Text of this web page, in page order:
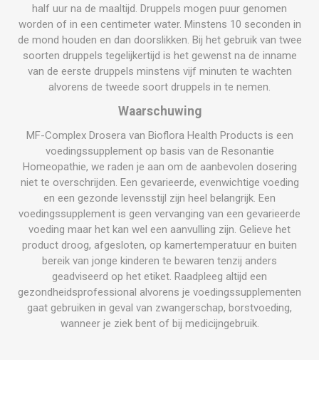
half uur na de maaltijd. Druppels mogen puur genomen
worden of in een centimeter water. Minstens 10 seconden in
de mond houden en dan doorslikken. Bij het gebruik van twee
soorten druppels tegelijkertijd is het gewenst na de inname
van de eerste druppels minstens vijf minuten te wachten
alvorens de tweede soort druppels in te nemen.
Waarschuwing
MF-Complex Drosera van Bioflora Health Products is een
voedingssupplement op basis van de Resonantie
Homeopathie, we raden je aan om de aanbevolen dosering
niet te overschrijden. Een gevarieerde, evenwichtige voeding
en een gezonde levensstijl zijn heel belangrijk. Een
voedingssupplement is geen vervanging van een gevarieerde
voeding maar het kan wel een aanvulling zijn. Gelieve het
product droog, afgesloten, op kamertemperatuur en buiten
bereik van jonge kinderen te bewaren tenzij anders
geadviseerd op het etiket. Raadpleeg altijd een
gezondheidsprofessional alvorens je voedingssupplementen
gaat gebruiken in geval van zwangerschap, borstvoeding,
wanneer je ziek bent of bij medicijngebruik.